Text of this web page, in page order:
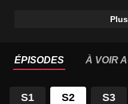
ÉPISODES À VOIR
S1 S2 S3